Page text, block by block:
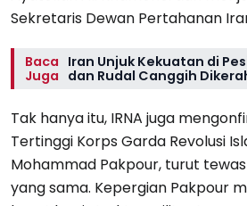
Sekretaris Dewan Pertahanan
Baca
Juga
Iran Unjuk Kekuatan di
dan Rudal Canggih
Tak hanya itu, IRNA juga
Tertinggi Korps Garda Revolusi
Mohammad Pakpour, turut
yang sama. Kepergian Pakpour